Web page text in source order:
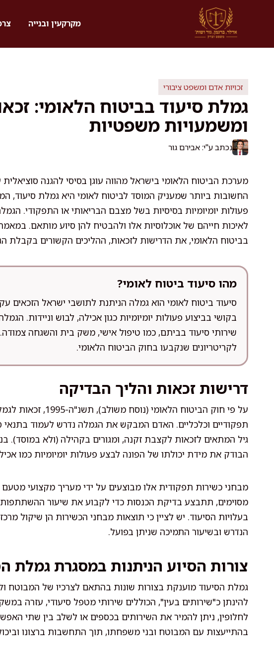
מקרקעין ובנייה
זכויות אדם ומשפט ציבורי
גמלת סיעוד בביטוח הלאומי:
ומשמעויות משפטיות
נכתב ע"י: אבירם גור
מערכת הביטוח הלאומי בישראל מהווה עוגן בסיסי להגנה
החשובות ביותר שמעניק המוסד לביטוח לאומי היא גמלת סיעוד,
פעולות יומיומיות בסיסיות בשל מצבם הבריאותי או התפקודי.
לאיכות חייהם של אוכלוסיות אלו ולהבטיח להן סיוע מותאם.
בביטוח הלאומי, את הדרישות לזכאות, ההליכים הקשורים בקבלת
מהו סיעוד ביטוח לאומי?
סיעוד ביטוח לאומי הוא גמלה הניתנת לתושבי ישראל הזכאים
בקושי בביצוע פעולות יומיומיות כגון אכילה, לבוש וניידות.
שירותי סיעוד בביתם, כמו טיפול אישי, משק בית והשגחה
לקריטריונים שנקבעו בחוק הביטוח הלאומי.
דרישות זכאות והליך הבדיקה
על פי חוק הביטוח
תפקודיים וכלכליים. האדם המבקש את הגמלה נדרש לעמוד בתנאי
גיל המתאים לזכאות לקצבת זקנה, ומגורים בקהילה (ולא במוסד).
הבודק את מידת יכולתו של הפונה לבצע פעולות יומיומיות כמו
מבחני כשירות תפקודית אלו מבוצעים על ידי מעריך מקצועי
מסוימים, תתבצע בדיקת הכנסות כדי לקבוע את שיעור
בעלויות הסיעוד. יש לציין כי תוצאות מבחני הכשירות הן שיקול
הנדרש ובשיעור התמיכה שניתן בפועל.
צורות הסיוע הניתנות במסגרת גמלת
גמלת הסיעוד מוענקת בצורות שונות בהתאם לצרכיו של המבוטח
להינתן כ"שירותים בעין", הכוללים שירותי מטפל סיעודי, עזרה במשק
לחלופין, ניתן להמיר את השירותים בכספים או לשלב בין שתי
בהתייעצות עם המבוטח ובני משפחתו, תוך התחשבות ברצונו